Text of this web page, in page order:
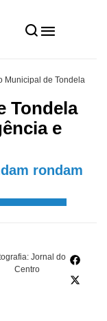
Municipal de Tondela
Tondela
e
rondam
Jornal do
Centro